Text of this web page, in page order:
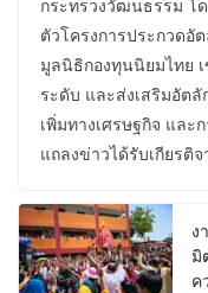
กระทรวงวัฒนธรรม โ
ตัวโครงการประกวดอั
มูลนิธิกองทุนนิยมไทย เ
ระดับ และส่งเสริมอัต
เพิ่มทางเศรษฐกิจ และ
แถลงข่าวได้รับเกียรติจ
ง
มิ
ค